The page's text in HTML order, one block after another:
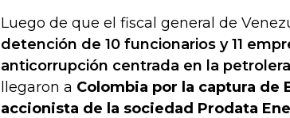
Luego de que el fiscal general de
detención de 10 funcionarios y 11
anticorrupción centrada en la
llegaron a Colombia por la captura de
accionista de la sociedad Prodata